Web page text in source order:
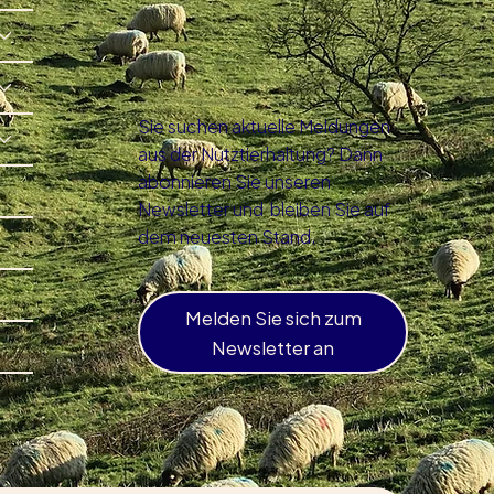
Sie suchen aktuelle Meldungen
aus der Nutztierhaltung? Dann
abonnieren Sie unseren
Newsletter und bleiben Sie auf
dem neuesten Stand.
Melden Sie sich zum
Newsletter an